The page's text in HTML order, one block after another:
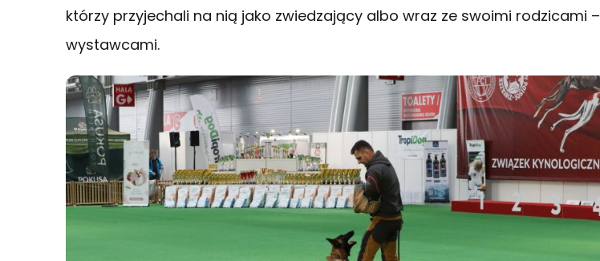
którzy przyjechali na nią jako zwiedzający albo wraz ze swoimi rodzicami –
wystawcami.